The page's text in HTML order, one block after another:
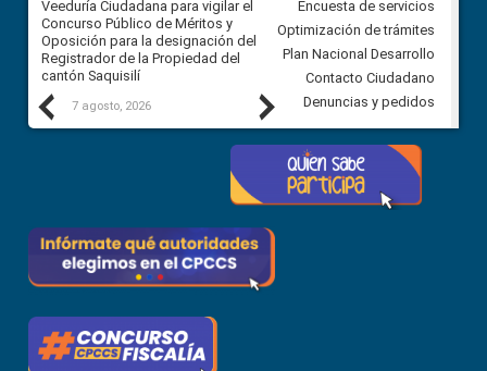
Previous
Veeduría Ciudadana para vigilar el
Concurso Público de Méritos y
Oposición para la designación del
Registrador de la Propiedad del
cantón Saquisilí
7 agosto, 2026
Veeduría Ciudadana para
construcción del asfaltado de
Ballenita del cantón Santa
7 agosto, 2026
Next
Encuesta de servicios
Optimización de trámites
Plan Nacional Desarrollo
Contacto Ciudadano
Denuncias y pedidos